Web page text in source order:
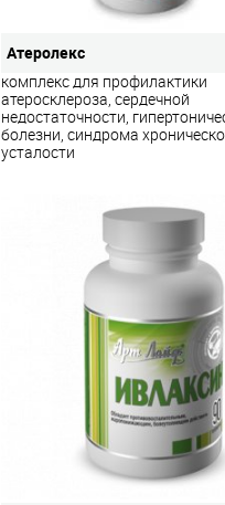
Атеролекс
комплекс для профилактики
атеросклероза, сердечной
недостаточности,
болезни, синдрома
усталости